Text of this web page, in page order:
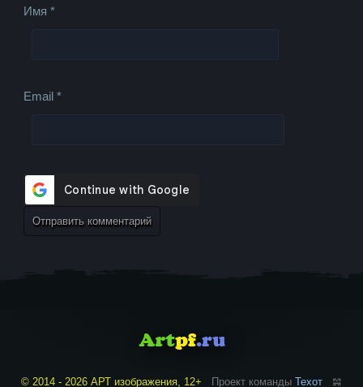
Имя*
Email*
© 2014 - 2026 АРТ изображения, 12+ Проект команды Техот 𝌴